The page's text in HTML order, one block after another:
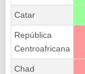
Catar
República
Centroafricana
Chad